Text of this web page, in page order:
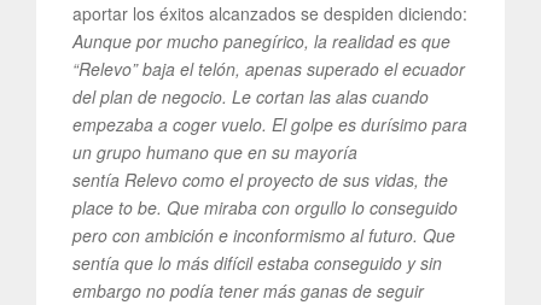
aportar los éxitos alcanzados se despiden diciendo:
Aunque por mucho panegírico, la realidad es que
“Relevo” baja el telón, apenas superado el ecuador
del plan de negocio. Le cortan las alas cuando
empezaba a coger vuelo. El golpe es durísimo para
un grupo humano que en su mayoría
sentía Relevo como el proyecto de sus vidas, the
place to be. Que miraba con orgullo lo conseguido
pero con ambición e inconformismo al futuro. Que
sentía que lo más difícil estaba conseguido y sin
embargo no podía tener más ganas de seguir